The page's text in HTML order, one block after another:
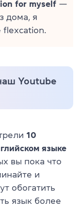
for myself —
дома, я
flexcation.
Youtube
10
языке
вы пока что
и
обогатить
язык более